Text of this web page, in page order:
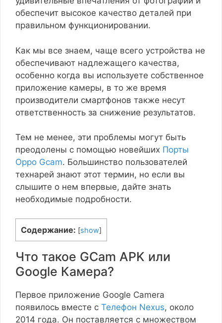
обеспечит высокое качество деталей при
правильном функционировании.
Как мы все знаем, чаще всего устройства не
обеспечивают надлежащего качества,
особенно когда вы используете собственное
приложение камеры, в то же время
производители смартфонов также несут
ответственность за снижение результатов.
Тем не менее, эти проблемы могут быть
преодолены с помощью новейших Порты
Oppo Gcam. Большинство пользователей
технарей знают этот термин, но если вы
слышите о нем впервые, дайте знать
необходимые подробности.
Содержание: [show]
Что такое GCam APK или
Google Камера?
Первое приложение Google Camera
появилось вместе с Телефон Nexus, около
2014 года. Он поставляется с множеством